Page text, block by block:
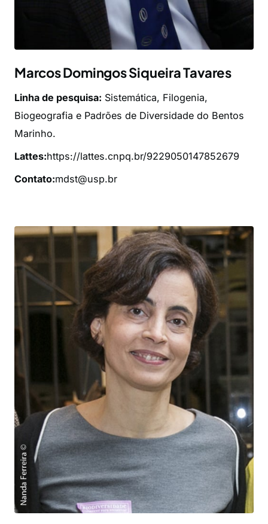
Marcos Domingos Siqueira Tavares
Linha de pesquisa: Sistemática, Filogenia,
Biogeografia e Padrões de Diversidade do Bentos
Marinho.
Lattes:https://lattes.cnpq.br/9229050147852679
Contato:mdst@usp.br